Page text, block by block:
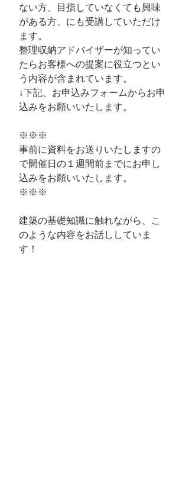
ない方、目指していなくても興味
がある方、にも受講していただけ
ます。
整理収納アドバイザーが知ってい
たらお客様への提案に役立つとい
う内容が含まれています。
↓下記、お申込みフォームからお申
込みをお願いいたします。
※※※
事前に資料をお送りいたしますの
で開催日の１週間前までにお申し
込みをお願いいたします。
※※※
建築の基礎知識に触れながら、こ
のような内容をお話ししていま
す！